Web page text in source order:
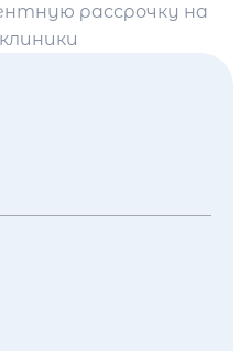
рассрочку на